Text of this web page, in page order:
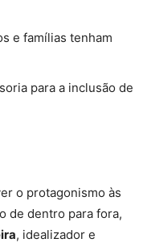
e famílias tenham
para a inclusão de
o protagonismo às
de dentro para fora,
, idealizador e